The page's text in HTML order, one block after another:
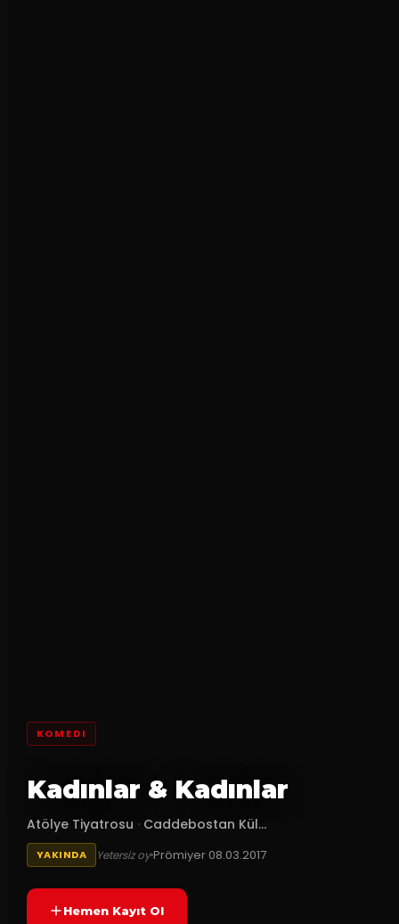
KOMEDI
Kadınlar & Kadınlar
Atölye Tiyatrosu · Caddebostan Kül...
YAKINDA Yetersiz oyPrömiyer 08.03.2017
Hemen Kayıt Ol